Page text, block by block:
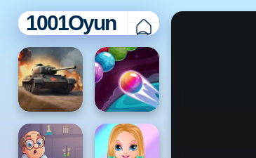
1001Oyun